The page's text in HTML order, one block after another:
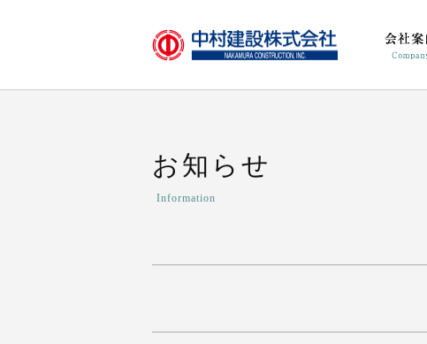
お知らせ
Information